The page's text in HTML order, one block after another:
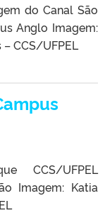
do Canal São
Anglo Imagem:
– CCS/UFPEL
CCS/UFPEL
Imagem: Katia